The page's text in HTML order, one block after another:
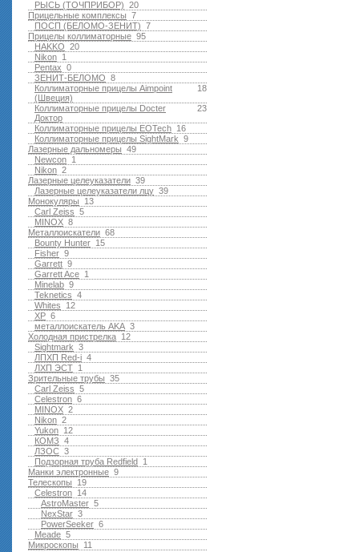
20
РЫСЬ (ТОЧПРИБОР)
7
Прицельные комплексы
7
ПОСП (БЕЛОМО-ЗЕНИТ)
95
Прицелы коллиматорные
20
HAKKO
1
Nikon
0
Pentax
8
ЗЕНИТ-БЕЛОМО
18
Коллиматорные прицелы Aimpoint
(Швеция)
23
Коллиматорные прицелы Docter
Доктор
16
Коллиматорные прицелы EOTech
9
Коллиматорные прицелы SightMark
49
Лазерные дальномеры
1
Newcon
2
Nikon
39
Лазерные целеуказатели
39
Лазерные целеуказатели лцу
13
Монокуляры
5
Carl Zeiss
8
MINOX
68
Металлоискатели
15
Bounty Hunter
9
Fisher
9
Garrett
1
Garrett Ace
9
Minelab
4
Teknetics
12
Whites
6
XP
3
металлоискатель AKA
12
Холодная пристрелка
3
Sightmark
4
ЛПХП Red-i
1
ЛХП ЭСТ
35
Зрительные трубы
5
Carl Zeiss
6
Celestron
2
MINOX
2
Nikon
12
Yukon
4
КОМЗ
3
ЛЗОС
1
Подзорная труба Redfield
9
Манки электронные
19
Телескопы
14
Celestron
5
AstroMaster
3
NexStar
6
PowerSeeker
5
Meade
11
Микроскопы